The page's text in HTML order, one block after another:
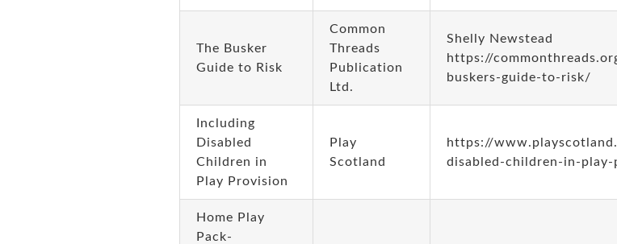
The Busker
Guide to Risk
Common
Threads
Publication
Ltd.
Shelly Newstead
https://
buskers-guide-to-risk/
Including
Disabled
Children in
Play Provision
Play
Scotland
https://
disabled-children-in-
Home Play
Pack-